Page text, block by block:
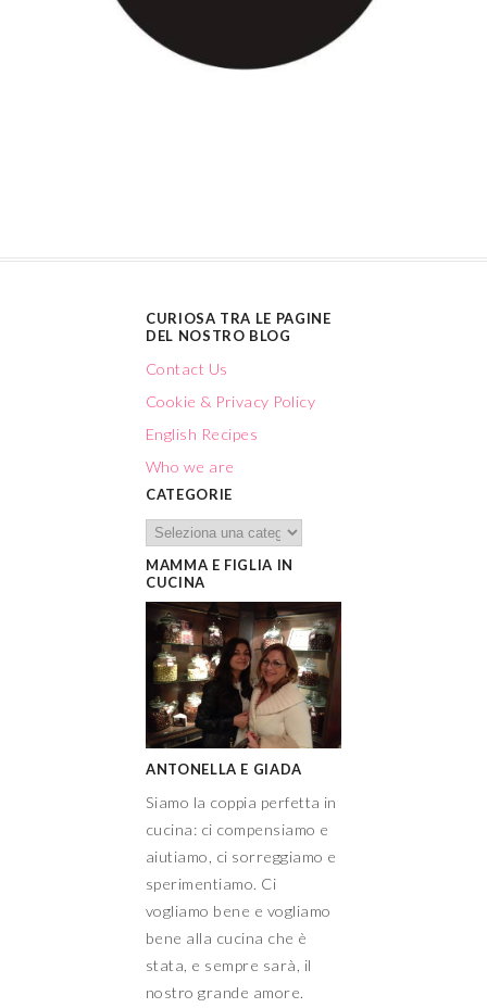
CURIOSA TRA LE PAGINE
DEL NOSTRO BLOG
Contact Us
Cookie & Privacy Policy
English Recipes
Who we are
CATEGORIE
MAMMA E FIGLIA IN
CUCINA
ANTONELLA E GIADA
Siamo la coppia perfetta in
cucina: ci compensiamo e
aiutiamo, ci sorreggiamo e
sperimentiamo. Ci
vogliamo bene e vogliamo
bene alla cucina che è
stata, e sempre sarà, il
nostro grande amore.